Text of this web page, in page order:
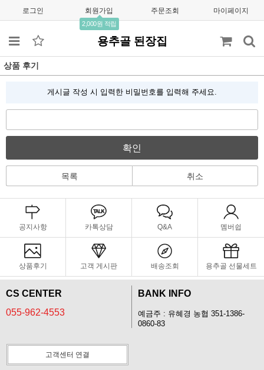
로그인 회원가입
2,000원 적립
주문조회 마이페이지
용추골 된장집
상품 후기
게시글 작성 시 입력한 비밀번호를 입력해 주세요.
확인
목록 취소
공지사항 카톡상담 Q&A 멤버쉽
상품후기 고객 게시판 배송조회 용추골 선물세트
CS CENTER
055-962-4553
BANK INFO
예금주 : 유혜경 농협 351-1386-
0860-83
고객센터 연결